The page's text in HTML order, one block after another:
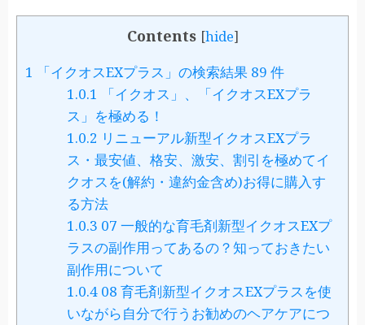
Contents [hide]
1 「イクオスEXプラス」の検索結果 89 件
1.0.1 「イクオス」、「イクオスEXプラ
ス」を極める！
1.0.2 リニューアル新型イクオスEXプラ
ス・最安値、格安、激安、割引を極めてイ
クオスを(解約・違約金含め)お得に購入す
る方法
1.0.3 07 一般的な育毛剤新型イクオスEXプ
ラスの副作用ってあるの？知っておきたい
副作用について
1.0.4 08 育毛剤新型イクオスEXプラスを使
いながら自分で行うお勧めのヘアケアにつ